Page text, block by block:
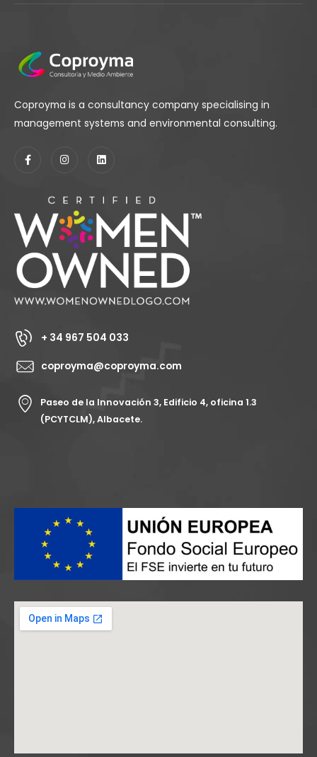
Coproyma is a consultancy company specialising in
management systems and environmental consulting.
+ 34 967 504 033
coproyma@coproyma.com
Paseo de la Innovación 3, Edificio 4, oficina 1.3
(PCYTCLM), Albacete.